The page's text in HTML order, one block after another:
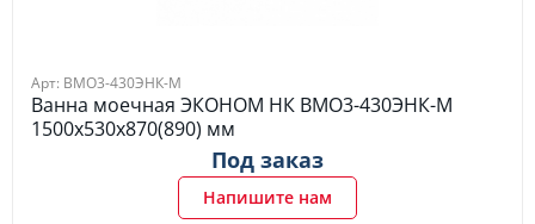
Арт: ВМО3-430ЭНК-М
Ванна моечная ЭКОНОМ НК ВМО3-430ЭНК-М
1500х530х870(890) мм
Под заказ
Напишите нам